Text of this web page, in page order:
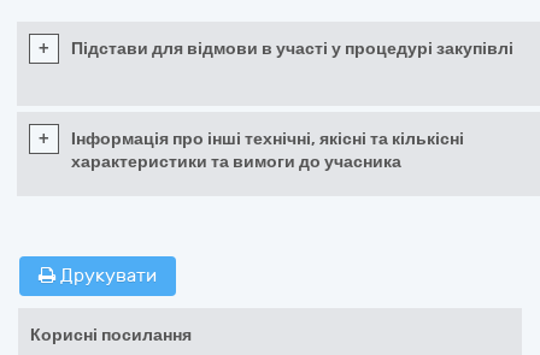
+ Підстави для відмови в участі у процедурі закупівлі
+
Інформація про інші технічні, якісні та кількісні
характеристики та вимоги до учасника
Друкувати
Корисні посилання